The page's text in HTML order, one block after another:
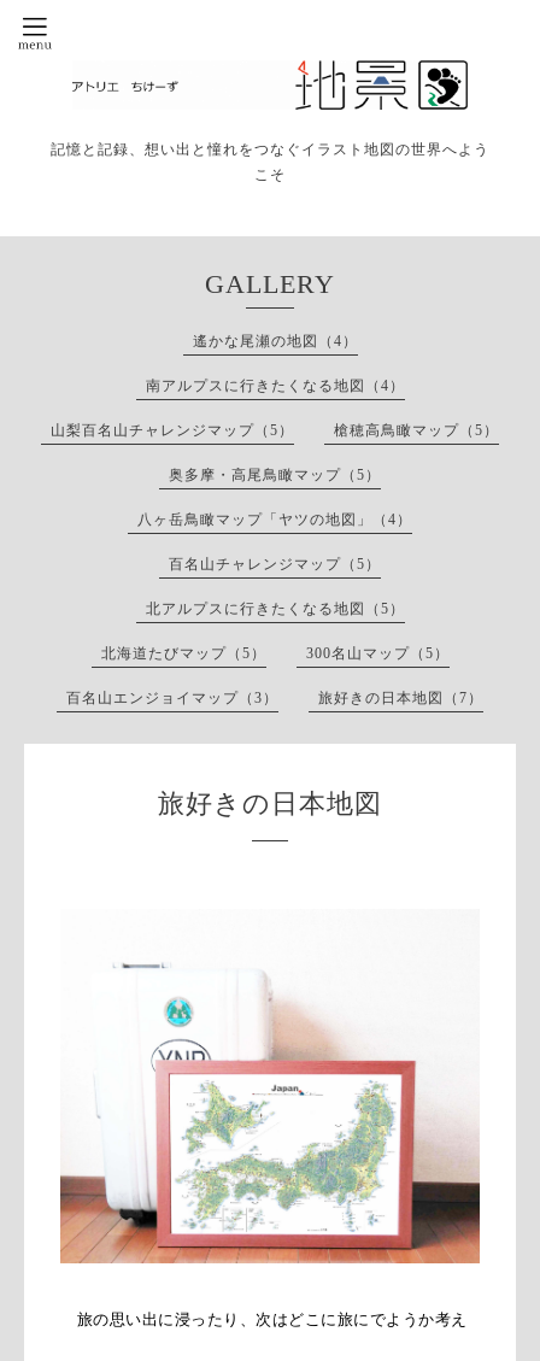
記憶と記録、想い出と憧れをつなぐイラスト地図の世界へよう
こそ
GALLERY
遙かな尾瀬の地図（4）
南アルプスに行きたくなる地図（4）
山梨百名山チャレンジマップ（5） 槍穂高鳥瞰マップ（5）
奥多摩・高尾鳥瞰マップ（5）
八ヶ岳鳥瞰マップ「ヤツの地図」（4）
百名山チャレンジマップ（5）
北アルプスに行きたくなる地図（5）
北海道たびマップ（5） 300名山マップ（5）
百名山エンジョイマップ（3） 旅好きの日本地図（7）
旅好きの日本地図
旅の思い出に浸ったり、次はどこに旅にでようか考え